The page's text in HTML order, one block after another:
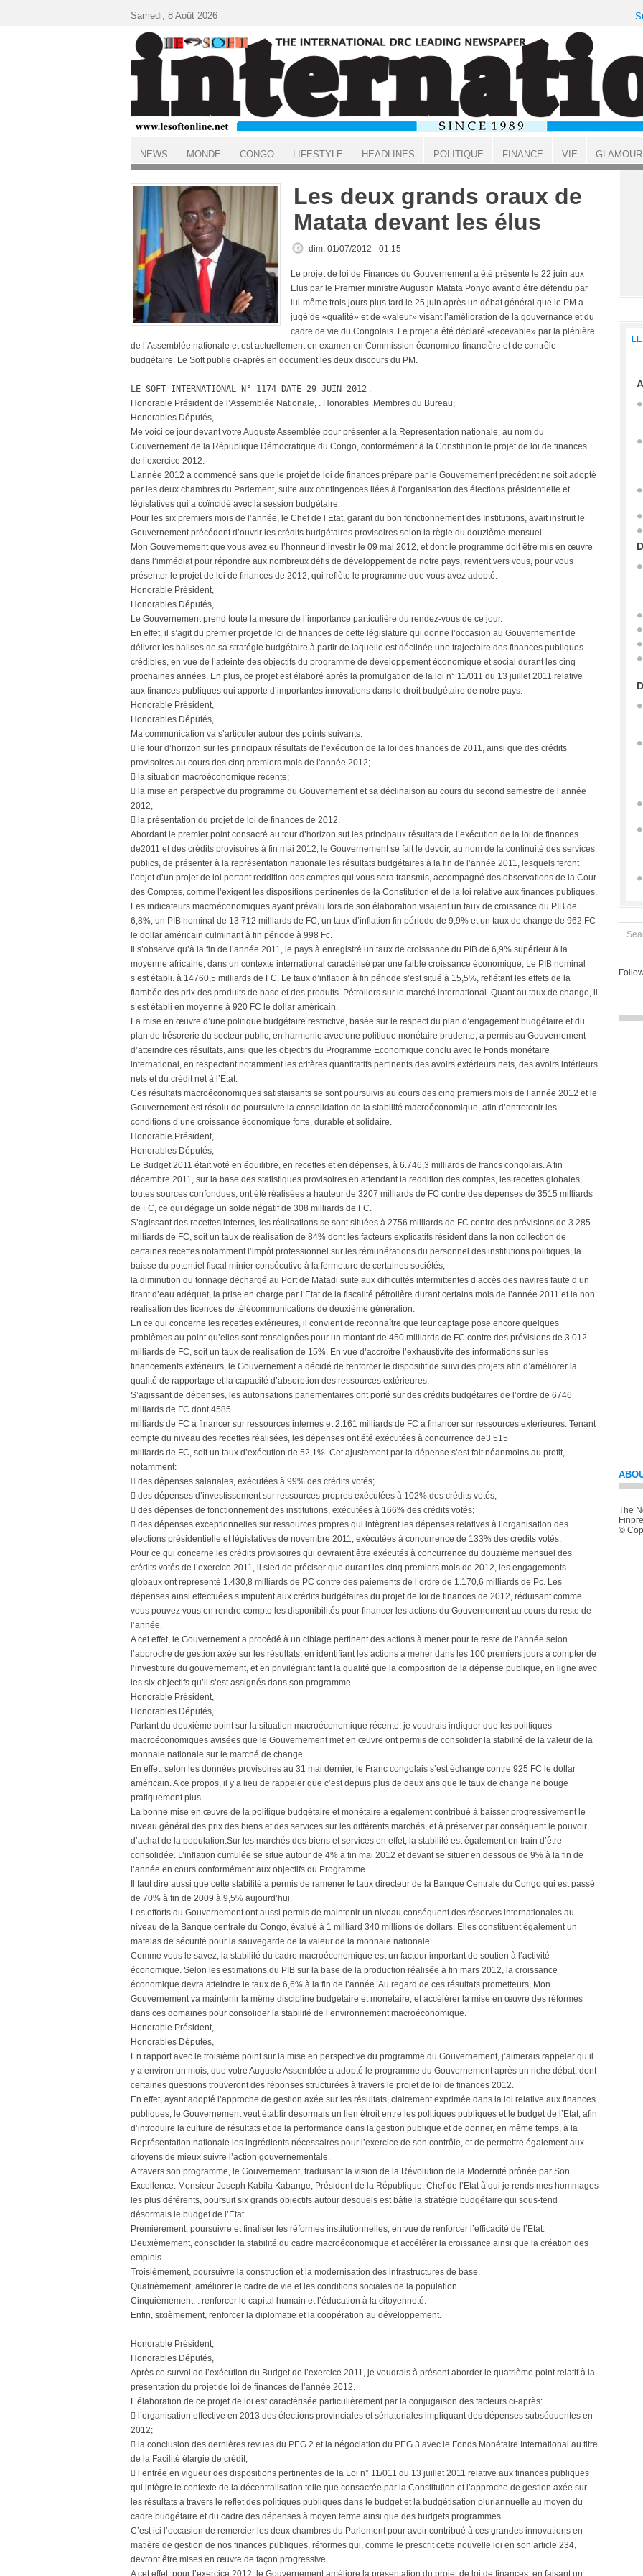
ACCUEIL
Les deux grands oraux de
Matata devant les élus
dim, 01/07/2012 - 01:15
Le projet de loi de Finances du Gouvernement a été présenté le 22 juin aux
Elus par le Premier ministre Augustin Matata Ponyo avant d’être défendu par
lui-même trois jours plus tard le 25 juin après un débat général que le PM a
jugé de «qualité» et de «valeur» visant l’amélioration de la gouvernance et du
cadre de vie du Congolais. Le projet a été déclaré «recevable» par la plénière
de l’Assemblée nationale et est actuellement en examen en Commission économico-financière et de contrôle
budgétaire. Le Soft publie ci-après en document les deux discours du PM.
LE SOFT INTERNATIONAL N° 1174 DATE 29 JUIN 2012 :
Honorable Président de l’Assemblée Nationale, . Honorables .Membres du Bureau,
Honorables Députés,
Me voici ce jour devant votre Auguste Assemblée pour présenter à la Représentation nationale, au nom du
Gouvernement de la République Démocratique du Congo, conformément à la Constitution le projet de loi de finances
de l’exercice 2012.
L’année 2012 a commencé sans que le projet de loi de finances préparé par le Gouvernement précédent ne soit adopté
par les deux chambres du Parlement, suite aux contingences liées à l’organisation des élections présidentielle et
législatives qui a coïncidé avec la session budgétaire.
Pour les six premiers mois de l’année, le Chef de l’Etat, garant du bon fonctionnement des Institutions, avait instruit le
Gouvernement précédent d’ouvrir les crédits budgétaires provisoires selon la règle du douzième mensuel.
Mon Gouvernement que vous avez eu l’honneur d’investir le 09 mai 2012, et dont le programme doit être mis en œuvre
dans l’immédiat pour répondre aux nombreux défis de développement de notre pays, revient vers vous, pour vous
présenter le projet de loi de finances de 2012, qui reflète le programme que vous avez adopté.
Honorable Président,
Honorables Députés,
Le Gouvernement prend toute la mesure de l’importance particulière du rendez-vous de ce jour.
En effet, il s’agit du premier projet de loi de finances de cette législature qui donne l’occasion au Gouvernement de
délivrer les balises de sa stratégie budgétaire à partir de laquelle est déclinée une trajectoire des finances publiques
crédibles, en vue de l’atteinte des objectifs du programme de développement économique et social durant les cinq
prochaines années. En plus, ce projet est élaboré après la promulgation de la loi n° 11/011 du 13 juillet 2011 relative
aux finances publiques qui apporte d’importantes innovations dans le droit budgétaire de notre pays.
Honorable Président,
Honorables Députés,
Ma communication va s’articuler autour des points suivants:
 le tour d’horizon sur les principaux résultats de l’exécution de la loi des finances de 2011, ainsi que des crédits
provisoires au cours des cinq premiers mois de l’année 2012;
 la situation macroéconomique récente;
 la mise en perspective du programme du Gouvernement et sa déclinaison au cours du second semestre de l’année
2012;
 la présentation du projet de loi de finances de 2012.
Abordant le premier point consacré au tour d’horizon sut les principaux résultats de l’exécution de la loi de finances
de2011 et des crédits provisoires à fin mai 2012, le Gouvernement se fait le devoir, au nom de la continuité des services
publics, de présenter à la représentation nationale les résultats budgétaires à la fin de l’année 2011, lesquels feront
l’objet d’un projet de loi portant reddition des comptes qui vous sera transmis, accompagné des observations de la Cour
des Comptes, comme l’exigent les dispositions pertinentes de la Constitution et de la loi relative aux finances publiques.
Les indicateurs macroéconomiques ayant prévalu lors de son élaboration visaient un taux de croissance du PIB de
6,8%, un PIB nominal de 13 712 milliards de FC, un taux d’inflation fin période de 9,9% et un taux de change de 962 FC
le dollar américain culminant à fin période à 998 Fc.
Il s’observe qu’à la fin de l’année 2011, le pays à enregistré un taux de croissance du PIB de 6,9% supérieur à la
moyenne africaine, dans un contexte international caractérisé par une faible croissance économique; Le PIB nominal
s’est établi. à 14760,5 milliards de FC. Le taux d’inflation à fin période s’est situé à 15,5%, reflétant les effets de la
flambée des prix des produits de base et des produits. Pétroliers sur le marché international. Quant au taux de change, il
s’est établi en moyenne à 920 FC le dollar américain.
La mise en œuvre d’une politique budgétaire restrictive, basée sur le respect du plan d’engagement budgétaire et du
plan de trésorerie du secteur public, en harmonie avec une politique monétaire prudente, a permis au Gouvernement
d’atteindre ces résultats, ainsi que les objectifs du Programme Economique conclu avec le Fonds monétaire
international, en respectant notamment les critères quantitatifs pertinents des avoirs extérieurs nets, des avoirs intérieurs
nets et du crédit net à l’Etat.
Ces résultats macroéconomiques satisfaisants se sont poursuivis au cours des cinq premiers mois de l’année 2012 et le
Gouvernement est résolu de poursuivre la consolidation de la stabilité macroéconomique, afin d’entretenir les
conditions d’une croissance économique forte, durable et solidaire.
Honorable Président,
Honorables Députés,
Le Budget 2011 était voté en équilibre, en recettes et en dépenses, à 6.746,3 milliards de francs congolais. A fin
décembre 2011, sur la base des statistiques provisoires en attendant la reddition des comptes, les recettes globales,
toutes sources confondues, ont été réalisées à hauteur de 3207 milliards de FC contre des dépenses de 3515 milliards
de FC, ce qui dégage un solde négatif de 308 milliards de FC.
S’agissant des recettes internes, les réalisations se sont situées à 2756 milliards de FC contre des prévisions de 3 285
milliards de FC, soit un taux de réalisation de 84% dont les facteurs explicatifs résident dans la non collection de
certaines recettes notamment l’impôt professionnel sur les rémunérations du personnel des institutions politiques, la
baisse du potentiel fiscal minier consécutive à la fermeture de certaines sociétés,
la diminution du tonnage déchargé au Port de Matadi suite aux difficultés intermittentes d’accès des navires faute d’un
tirant d’eau adéquat, la prise en charge par l’Etat de la fiscalité pétrolière durant certains mois de l’année 2011 et la non
réalisation des licences de télécommunications de deuxième génération.
En ce qui concerne les recettes extérieures, il convient de reconnaître que leur captage pose encore quelques
problèmes au point qu’elles sont renseignées pour un montant de 450 milliards de FC contre des prévisions de 3 012
milliards de FC, soit un taux de réalisation de 15%. En vue d’accroître l’exhaustivité des informations sur les
financements extérieurs, le Gouvernement a décidé de renforcer le dispositif de suivi des projets afin d’améliorer la
qualité de rapportage et la capacité d’absorption des ressources extérieures.
S’agissant de dépenses, les autorisations parlementaires ont porté sur des crédits budgétaires de l’ordre de 6746
milliards de FC dont 4585
milliards de FC à financer sur ressources internes et 2.161 milliards de FC à financer sur ressources extérieures. Tenant
compte du niveau des recettes réalisées, les dépenses ont été exécutées à concurrence de3 515
milliards de FC, soit un taux d’exécution de 52,1%. Cet ajustement par la dépense s’est fait néanmoins au profit,
notamment:
 des dépenses salariales, exécutées à 99% des crédits votés;
 des dépenses d’investissement sur ressources propres exécutées à 102% des crédits votés;
 des dépenses de fonctionnement des institutions, exécutées à 166% des crédits votés;
 des dépenses exceptionnelles sur ressources propres qui intègrent les dépenses relatives à l’organisation des
élections présidentielle et législatives de novembre 2011, exécutées à concurrence de 133% des crédits votés.
Pour ce qui concerne les crédits provisoires qui devraient être exécutés à concurrence du douzième mensuel des
crédits votés de l’exercice 2011, il sied de préciser que durant les cinq premiers mois de 2012, les engagements
globaux ont représenté 1.430,8 milliards de PC contre des paiements de l’ordre de 1.170,6 milliards de Pc. Les
dépenses ainsi effectuées s’imputent aux crédits budgétaires du projet de loi de finances de 2012, réduisant comme
vous pouvez vous en rendre compte les disponibilités pour financer les actions du Gouvernement au cours du reste de
l’année.
A cet effet, le Gouvernement a procédé à un ciblage pertinent des actions à mener pour le reste de l’année selon
l’approche de gestion axée sur les résultats, en identifiant les actions à mener dans les 100 premiers jours à compter de
l’investiture du gouvernement, et en privilégiant tant la qualité que la composition de la dépense publique, en ligne avec
les six objectifs qu’il s’est assignés dans son programme.
Honorable Président,
Honorables Députés,
Parlant du deuxième point sur la situation macroéconomique récente, je voudrais indiquer que les politiques
macroéconomiques avisées que le Gouvernement met en œuvre ont permis de consolider la stabilité de la valeur de la
monnaie nationale sur le marché de change.
En effet, selon les données provisoires au 31 mai dernier, le Franc congolais s’est échangé contre 925 FC le dollar
américain. A ce propos, il y a lieu de rappeler que c’est depuis plus de deux ans que le taux de change ne bouge
pratiquement plus.
La bonne mise en œuvre de la politique budgétaire et monétaire a également contribué à baisser progressivement le
niveau général des prix des biens et des services sur les différents marchés, et à préserver par conséquent le pouvoir
d’achat de la population.Sur les marchés des biens et services en effet, la stabilité est également en train d’être
consolidée. L’inflation cumulée se situe autour de 4% à fin mai 2012 et devant se situer en dessous de 9% à la fin de
l’année en cours conformément aux objectifs du Programme.
Il faut dire aussi que cette stabilité a permis de ramener le taux directeur de la Banque Centrale du Congo qui est passé
de 70% à fin de 2009 à 9,5% aujourd’hui.
Les efforts du Gouvernement ont aussi permis de maintenir un niveau conséquent des réserves internationales au
niveau de la Banque centrale du Congo, évalué à 1 milliard 340 millions de dollars. Elles constituent également un
matelas de sécurité pour la sauvegarde de la valeur de la monnaie nationale.
Comme vous le savez, la stabilité du cadre macroéconomique est un facteur important de soutien à l’activité
économique. Selon les estimations du PIB sur la base de la production réalisée à fin mars 2012, la croissance
économique devra atteindre le taux de 6,6% à la fin de l’année. Au regard de ces résultats prometteurs, Mon
Gouvernement va maintenir la même discipline budgétaire et monétaire, et accélérer la mise en œuvre des réformes
dans ces domaines pour consolider la stabilité de l’environnement macroéconomique.
Honorable Président,
Honorables Députés,
En rapport avec le troisième point sur la mise en perspective du programme du Gouvernement, j’aimerais rappeler qu’il
y a environ un mois, que votre Auguste Assemblée a adopté le programme du Gouvernement après un riche débat, dont
certaines questions trouveront des réponses structurées à travers le projet de loi de finances 2012.
En effet, ayant adopté l’approche de gestion axée sur les résultats, clairement exprimée dans la loi relative aux finances
publiques, le Gouvernement veut établir désormais un lien étroit entre les politiques publiques et le budget de l’Etat, afin
d’introduire la culture de résultats et de la performance dans la gestion publique et de donner, en même temps, à la
Représentation nationale les ingrédients nécessaires pour l’exercice de son contrôle, et de permettre également aux
citoyens de mieux suivre l’action gouvernementale.
A travers son programme, le Gouvernement, traduisant la vision de la Révolution de la Modernité prônée par Son
Excellence. Monsieur Joseph Kabila Kabange, Président de la République, Chef de l’Etat à qui je rends mes hommages
les plus déférents, poursuit six grands objectifs autour desquels est bâtie la stratégie budgétaire qui sous-tend
désormais le budget de l’Etat.
Premièrement, poursuivre et finaliser les réformes institutionnelles, en vue de renforcer l’efficacité de l’Etat.
Deuxièmement, consolider la stabilité du cadre macroéconomique et accélérer la croissance ainsi que la création des
emplois.
Troisièmement, poursuivre la construction et la modernisation des infrastructures de base.
Quatrièmement, améliorer le cadre de vie et les conditions sociales de la population.
Cinquièmement, . renforcer le capital humain et l’éducation à la citoyenneté.
Enfin, sixièmement, renforcer la diplomatie et la coopération au développement.
Honorable Président,
Honorables Députés,
Après ce survol de l’exécution du Budget de l’exercice 2011, je voudrais à présent aborder le quatrième point relatif à la
présentation du projet de loi de finances de l’année 2012.
L’élaboration de ce projet de loi est caractérisée particulièrement par la conjugaison des facteurs ci-après:
 l’organisation effective en 2013 des élections provinciales et sénatoriales impliquant des dépenses subséquentes en
2012;
 la conclusion des dernières revues du PEG 2 et la négociation du PEG 3 avec le Fonds Monétaire International au titre
de la Facilité élargie de crédit;
 l’entrée en vigueur des dispositions pertinentes de la Loi n° 11/011 du 13 juillet 2011 relative aux finances publiques
qui intègre le contexte de la décentralisation telle que consacrée par la Constitution et l’approche de gestion axée sur
les résultats à travers le reflet des politiques publiques dans le budget et la budgétisation pluriannuelle au moyen du
cadre budgétaire et du cadre des dépenses à moyen terme ainsi que des budgets programmes.
C’est ici l’occasion de remercier les deux chambres du Parlement pour avoir contribué à ces grandes innovations en
matière de gestion de nos finances publiques, réformes qui, comme le prescrit cette nouvelle loi en son article 234,
devront être mises en œuvre de façon progressive.
A cet effet, pour l’exercice 2012, le Gouvernement améliore la présentation du projet de loi de finances, en faisant un
The
©
Samedi, 8 Août 2026
NEWS MONDE CONGO LIFESTYLE HEADLINES POLITIQUE FINANCE VIE GLAMOUR